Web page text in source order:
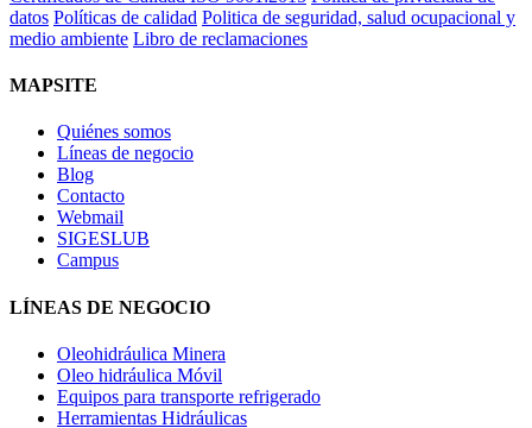
datos Políticas de calidad Politica de seguridad, salud ocupacional y
medio ambiente Libro de reclamaciones
MAPSITE
Quiénes somos
Líneas de negocio
Blog
Contacto
Webmail
SIGESLUB
Campus
LÍNEAS DE NEGOCIO
Oleohidráulica Minera
Oleo hidráulica Móvil
Equipos para transporte refrigerado
Herramientas Hidráulicas